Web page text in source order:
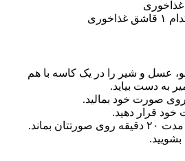
عسل و شیر را در یک کاسه با هم
به دست بیاید.
صورت خود بمالید.
قرار دهید.
اجازه دهید ماسک به مدت ۲۰ دقیقه روی صورتتان بماند.